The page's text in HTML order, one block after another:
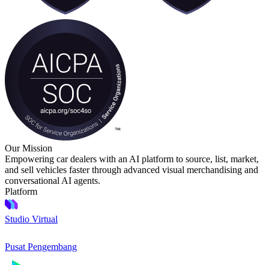
Our Mission
Empowering car dealers with an AI platform to source, list, market,
and sell vehicles faster through advanced visual merchandising and
conversational AI agents.
Platform
Studio Virtual
Pusat Pengembang